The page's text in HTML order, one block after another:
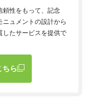
頼性をもって、記念
ニュメントの設計から
したサービスを提供で
ちら